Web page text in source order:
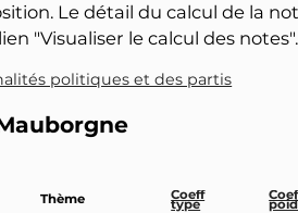
Le détail du calcul de la
"Visualiser le calcul des notes".
politiques et des partis
Thème Coeff
type